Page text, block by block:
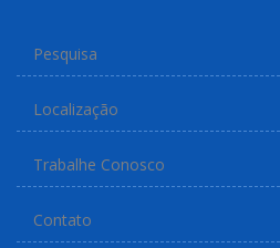
Pesquisa
Localização
Trabalhe Conosco
Contato